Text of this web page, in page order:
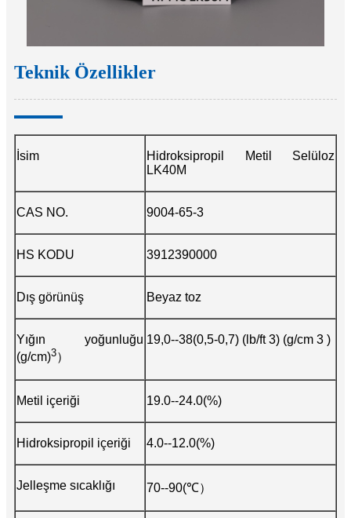
Teknik Özellikler
İsim
Hidroksipropil Metil Selüloz
LK40M
CAS NO. 9004-65-3
HS KODU 3912390000
Dış görünüş Beyaz toz
Yığın yoğunluğu
(g/cm)3）
19,0--38(0,5-0,7) (lb/ft 3) (g/cm 3 )
Metil içeriği 19.0--24.0(%)
Hidroksipropil içeriği 4.0--12.0(%)
Jelleşme sıcaklığı 70--90(℃）